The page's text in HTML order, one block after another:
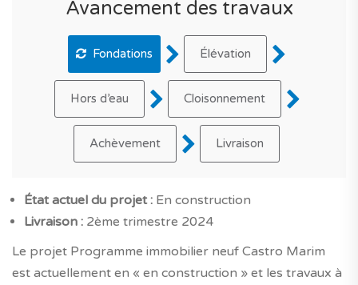
Avancement des travaux
Fondations Élévation
Hors d’eau Cloisonnement
Achèvement Livraison
État actuel du projet : En construction
Livraison : 2ème trimestre 2024
Le projet Programme immobilier neuf Castro Marim
est actuellement en « en construction » et les travaux à